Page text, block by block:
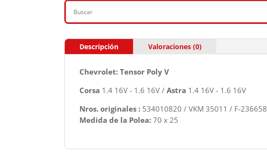
Descripción Valoraciones (0)
Chevrolet: Tensor Poly V
Corsa 1.4 16V - 1.6 16V / Astra 1.4 16V - 1.6 16V
Nros. originales : 534010820 / VKM 35011 / F-236658
Medida de la Polea: 70 x 25